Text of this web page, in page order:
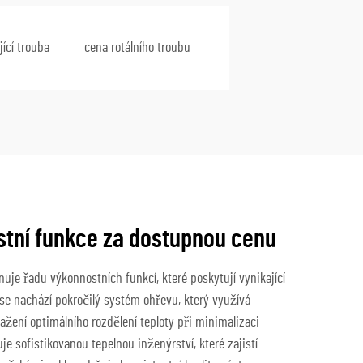
trouba cena rotálního troubu
funkce za dostupnou cenu
řadu výkonnostních funkcí, které poskytují vynikající
nachází pokročilý systém ohřevu, který využívá
optimálního rozdělení teploty při minimalizaci
sofistikovanou tepelnou inženýrství, které zajistí